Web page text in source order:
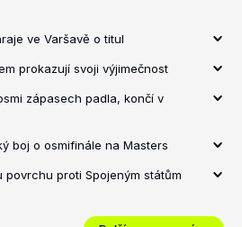
ve Varšavě o titul
prokazují svoji výjimečnost
zápasech padla, končí v
boj o osmifinále na Masters
povrchu proti Spojeným státům